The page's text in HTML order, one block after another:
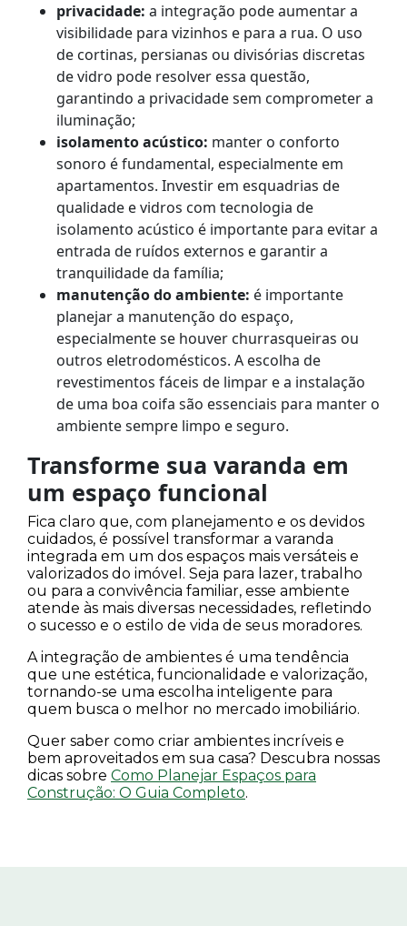
privacidade: a integração pode aumentar a
visibilidade para vizinhos e para a rua. O uso
de cortinas, persianas ou divisórias discretas
de vidro pode resolver essa questão,
garantindo a privacidade sem comprometer a
iluminação;
isolamento acústico: manter o conforto
sonoro é fundamental, especialmente em
apartamentos. Investir em esquadrias de
qualidade e vidros com tecnologia de
isolamento acústico é importante para evitar a
entrada de ruídos externos e garantir a
tranquilidade da família;
manutenção do ambiente: é importante
planejar a manutenção do espaço,
especialmente se houver churrasqueiras ou
outros eletrodomésticos. A escolha de
revestimentos fáceis de limpar e a instalação
de uma boa coifa são essenciais para manter o
ambiente sempre limpo e seguro.
Transforme sua varanda em
um espaço funcional
Fica claro que, com planejamento e os devidos
cuidados, é possível transformar a varanda
integrada em um dos espaços mais versáteis e
valorizados do imóvel. Seja para lazer, trabalho
ou para a convivência familiar, esse ambiente
atende às mais diversas necessidades, refletindo
o sucesso e o estilo de vida de seus moradores.
A integração de ambientes é uma tendência
que une estética, funcionalidade e valorização,
tornando-se uma escolha inteligente para
quem busca o melhor no mercado imobiliário.
Quer saber como criar ambientes incríveis e
bem aproveitados em sua casa? Descubra nossas
dicas sobre Como Planejar Espaços para
Construção: O Guia Completo.